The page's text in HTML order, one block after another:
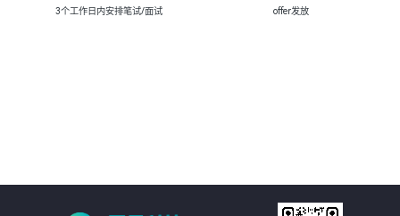
3个工作日内安排笔试/面试 offer发放